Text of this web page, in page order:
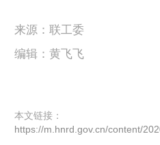
来源：联工委
编辑：黄飞飞
本文链接：
https://m.hnrd.gov.cn/content/